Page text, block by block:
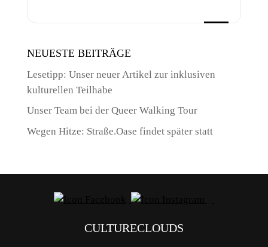
NEUESTE BEITRÄGE
Lesetipp: Unser neuer Artikel zur inklusiven
kulturellen Teilhabe
Unser Team bei der Queer Walking Tour
Wegen Hitze: Straße.Oase findet später statt
CULTURECLOUDS